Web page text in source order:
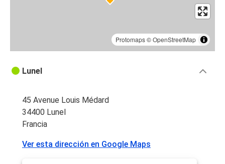
Protomaps©OpenStreetMap
Lunel
45 Avenue Louis Médard
34400 Lunel
Francia
Ver esta dirección en Google Maps